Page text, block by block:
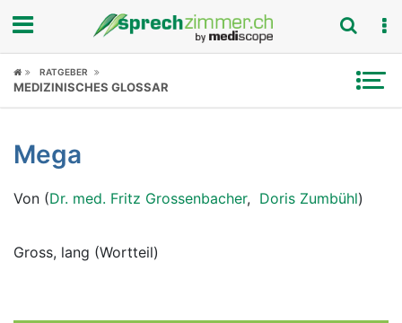
Fokus
Symptome
Untersuchungen
News
RATGEBER
MEDIZINISCHES GLOSSAR
Mega
Von (Dr. med. Fritz Grossenbacher, Doris Zumbühl)
Gross, lang (Wortteil)